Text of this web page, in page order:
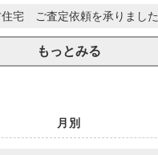
宅 ご査定依頼を承りました
もっとみる
月別